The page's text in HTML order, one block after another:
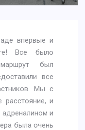
впервые и
Все было
был
все
Мы с
расстояние, и
и
была очень